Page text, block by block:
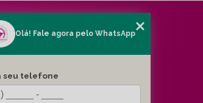
MENU
SERVIÇOS
Olá! Fale agora pelo WhatsApp
seu telefone